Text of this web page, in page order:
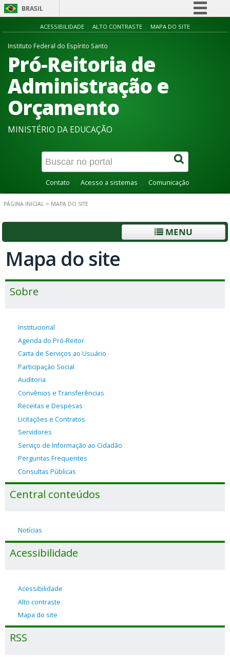
BRASIL
Simplifique!
Acesso à informação
Legislação
ACESSIBILIDADE ALTO CONTRASTE MAPA DO SITE
Instituto Federal do Espírito Santo
Pró-Reitoria de
Administração e
Orçamento
MINISTÉRIO DA EDUCAÇÃO
Contato Acesso a sistemas Comunicação
PÁGINA INICIAL > MAPA DO SITE
MENU
Mapa do site
Sobre
Institucional
Agenda do Pró-Reitor
Carta de Serviços ao Usuário
Participação Social
Auditoria
Convênios e Transferências
Receitas e Despesas
Licitações e Contratos
Servidores
Serviço de Informação ao Cidadão
Perguntas Frequentes
Consultas Públicas
Central conteúdos
Notícias
Acessibilidade
Acessibilidade
Alto contraste
Mapa do site
RSS